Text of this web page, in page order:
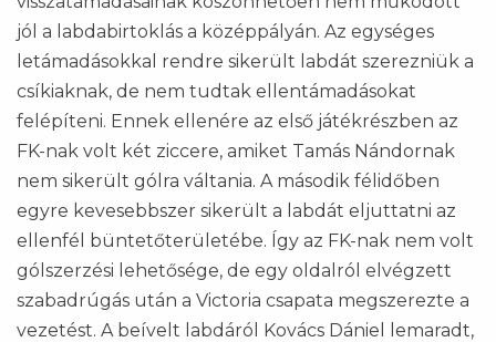
jól a labdabirtoklás a középpályán. Az egységes
letámadásokkal rendre sikerült labdát szerezniük a
csíkiaknak, de nem tudtak ellentámadásokat
felépíteni. Ennek ellenére az első játékrészben az
FK-nak volt két ziccere, amiket Tamás Nándornak
nem sikerült gólra váltania. A második félidőben
egyre kevesebbszer sikerült a labdát eljuttatni az
ellenfél büntetőterületébe. Így az FK-nak nem volt
gólszerzési lehetősége, de egy oldalról elvégzett
szabadrúgás után a Victoria csapata megszerezte a
vezetést. A beívelt labdáról Kovács Dániel lemaradt,